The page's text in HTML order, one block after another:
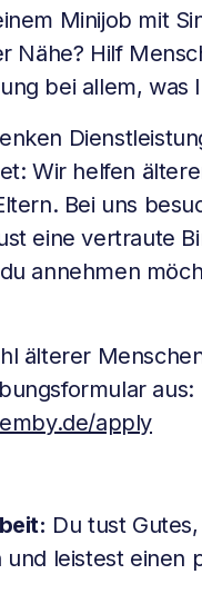
Minijob mit
Nähe? Hilf
bei allem, was
Wir helfen
Bei uns
eine vertraute
annehmen
älterer
aus:
apply
Du tust
leistest einen